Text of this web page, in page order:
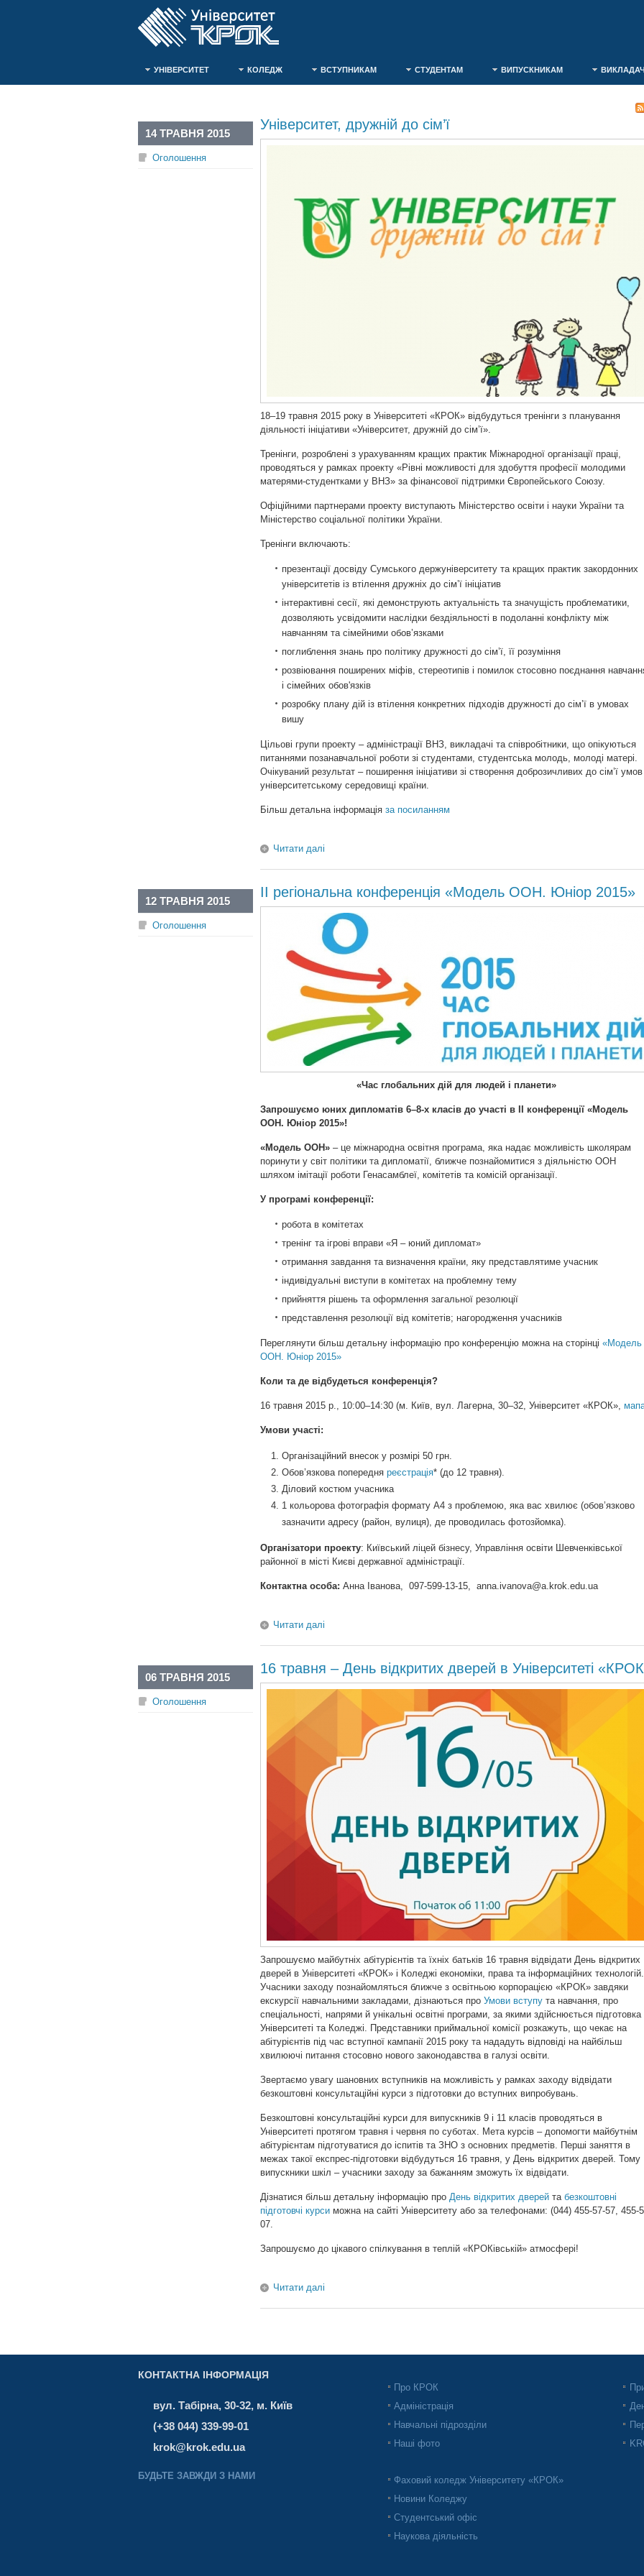
УНІВЕРСИТЕТ КОЛЕДЖ ВСТУПНИКАМ СТУДЕНТАМ ВИПУСКНИКАМ
Університет, дружній до сім’ї
14 ТРАВНЯ 2015
Оголошення
18–19 травня 2015 року в Університеті «КРОК» відбудуться тренінги з планування
діяльності ініціативи «Університет, дружній до сім’ї».
Тренінги, розроблені з урахуванням кращих практик Міжнародної організації праці,
проводяться у рамках проекту «Рівні можливості для здобуття професії молодими
матерями-студентками у ВНЗ» за фінансової підтримки Європейського Союзу.
Офіційними партнерами проекту виступають Міністерство освіти і науки України та
Міністерство соціальної політики України.
Тренінги включають:
презентації досвіду Сумського держуніверситету та кращих практик закордонних
університетів із втілення дружніх до сім’ї ініціатив
інтерактивні сесії, які демонструють актуальність та значущість проблематики,
дозволяють усвідомити наслідки бездіяльності в подоланні конфлікту між
навчанням та сімейними обов’язками
поглиблення знань про політику дружності до сім’ї, її розуміння
розвіювання поширених міфів, стереотипів і помилок стосовно поєднання
і сімейних обов'язків
розробку плану дій із втілення конкретних підходів дружності до сім’ї в умовах
вишу
Цільові групи проекту – адміністрації ВНЗ, викладачі та співробітники, що опікуються
питаннями позанавчальної роботи зі студентами, студентська молодь, молоді матері.
Очікуваний результат – поширення ініціативи зі створення доброзичливих до сім’ї
університетському середовищі країни.
Більш детальна інформація за посиланням
Читати далі
ІІ регіональна конференція «Модель ООН. Юніор 2015»
12 ТРАВНЯ 2015
Оголошення
«Час глобальних дій для людей і планети»
Запрошуємо юних дипломатів 6–8-х класів до участі в ІІ конференції «Модель
ООН. Юніор 2015»!
«Модель ООН» – це міжнародна освітня програма, яка надає можливість школярам
поринути у світ політики та дипломатії, ближче познайомитися з діяльністю ООН
шляхом імітації роботи Генасамблеї, комітетів та комісій організації.
У програмі конференції:
робота в комітетах
тренінг та ігрові вправи «Я – юний дипломат»
отримання завдання та визначення країни, яку представлятиме учасник
індивідуальні виступи в комітетах на проблемну тему
прийняття рішень та оформлення загальної резолюції
представлення резолюції від комітетів; нагородження учасників
Переглянути більш детальну інформацію про конференцію можна на сторінці «Модель
ООН. Юніор 2015»
Коли та де відбудеться конференція?
16 травня 2015 р., 10:00–14:30 (м. Київ, вул. Лагерна, 30–32, Університет «КРОК»,
Умови участі:
Організаційний внесок у розмірі 50 грн.
Обов’язкова попередня реєстрація* (до 12 травня).
Діловий костюм учасника
1 кольорова фотографія формату А4 з проблемою, яка вас хвилює (обов’язково
зазначити адресу (район, вулиця), де проводилась фотозйомка).
Організатори проекту: Київський ліцей бізнесу, Управління освіти Шевченківської
районної в місті Києві державної адміністрації.
Контактна особа: Анна Іванова, 097-599-13-15, anna.ivanova@a.krok.edu.ua
Читати далі
16 травня – День відкритих дверей в Університеті
06 ТРАВНЯ 2015
Оголошення
Запрошуємо майбутніх абітурієнтів та їхніх батьків 16 травня відвідати День відкритих
дверей в Університеті «КРОК» і Коледжі економіки, права та інформаційних технологій.
Учасники заходу познайомляться ближче з освітньою корпорацією «КРОК» завдяки
екскурсії навчальними закладами, дізнаються про Умови вступу та навчання, про
спеціальності, напрями й унікальні освітні програми, за якими здійснюється підготовка
Університеті та Коледжі. Представники приймальної комісії розкажуть, що чекає на
абітурієнтів під час вступної кампанії 2015 року та нададуть відповіді на найбільш
хвилюючі питання стосовно нового законодавства в галузі освіти.
Звертаємо увагу шановних вступників на можливість у рамках заходу відвідати
безкоштовні консультаційні курси з підготовки до вступних випробувань.
Безкоштовні консультаційні курси для випускників 9 і 11 класів проводяться в
Університеті протягом травня і червня по суботах. Мета курсів – допомогти майбутнім
абітурієнтам підготуватися до іспитів та ЗНО з основних предметів. Перші заняття в
межах такої експрес-підготовки відбудуться 16 травня, у День відкритих дверей. Тому
випускники шкіл – учасники заходу за бажанням зможуть їх відвідати.
Дізнатися більш детальну інформацію про День відкритих дверей та безкоштовні
підготовчі курси можна на сайті Університету або за телефонами: (044) 455-57-57, 455-
07.
Запрошуємо до цікавого спілкування в теплій «КРОКівській» атмосфері!
Читати далі
КОНТАКТНА ІНФОРМАЦІЯ
вул. Табірна, 30-32, м. Київ
(+38 044) 339-99-01
krok@krok.edu.ua
БУДЬТЕ ЗАВЖДИ З НАМИ
Про КРОК
Адміністрація
Навчальні підрозділи
Наші фото
Фаховий коледж Університету «КРОК»
Новини Коледжу
Студентський офіс
Наукова діяльність